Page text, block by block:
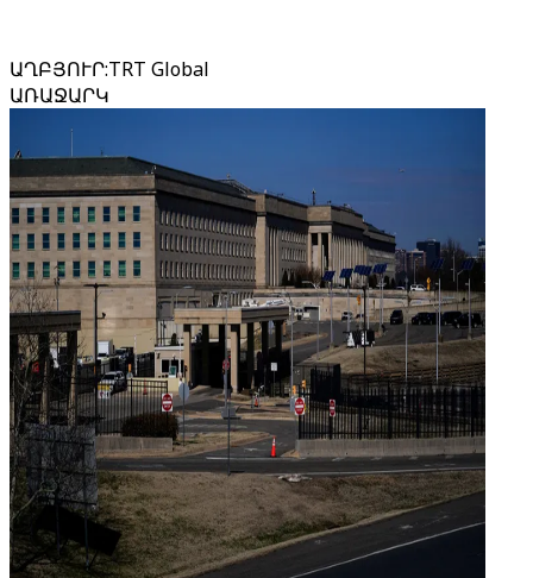
ԱՂԲՅՈՒՐ:TRT Global
ԱՌԱՋԱՐԿ